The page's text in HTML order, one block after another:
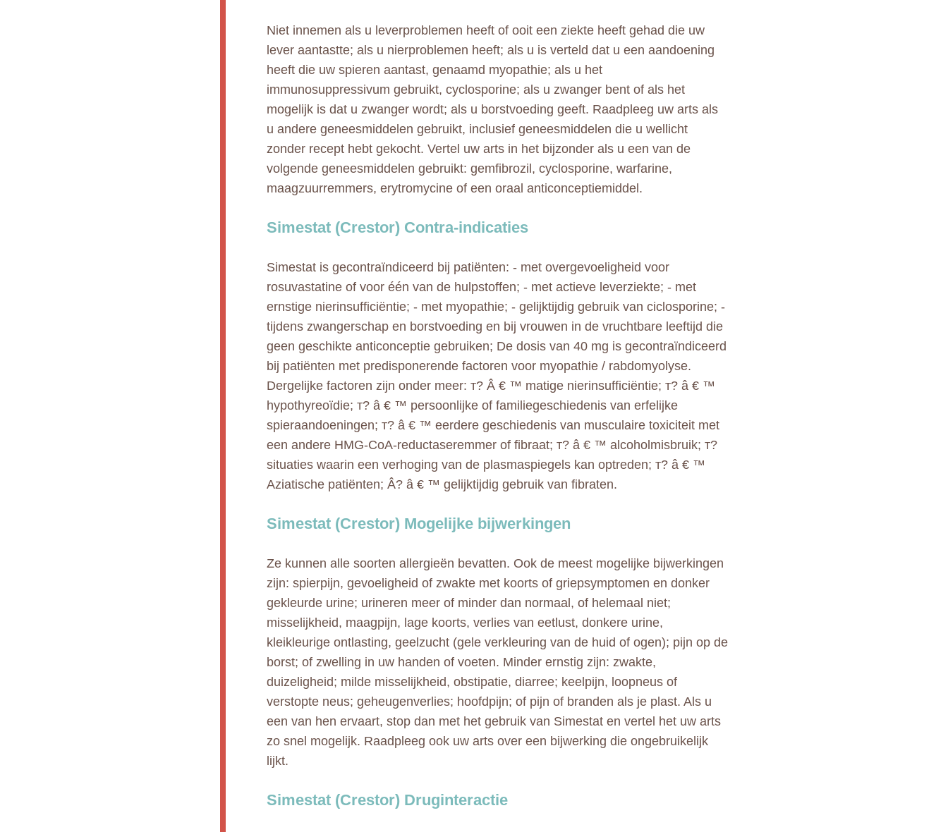
Niet innemen als u leverproblemen heeft of ooit een ziekte heeft gehad die uw
lever aantastte; als u nierproblemen heeft; als u is verteld dat u een aandoening
heeft die uw spieren aantast, genaamd myopathie; als u het
immunosuppressivum gebruikt, cyclosporine; als u zwanger bent of als het
mogelijk is dat u zwanger wordt; als u borstvoeding geeft. Raadpleeg uw arts als
u andere geneesmiddelen gebruikt, inclusief geneesmiddelen die u wellicht
zonder recept hebt gekocht. Vertel uw arts in het bijzonder als u een van de
volgende geneesmiddelen gebruikt: gemfibrozil, cyclosporine, warfarine,
maagzuurremmers, erytromycine of een oraal anticonceptiemiddel.
Simestat (Crestor) Contra-indicaties
Simestat is gecontraïndiceerd bij patiënten: - met overgevoeligheid voor
rosuvastatine of voor één van de hulpstoffen; - met actieve leverziekte; - met
ernstige nierinsufficiëntie; - met myopathie; - gelijktijdig gebruik van ciclosporine; -
tijdens zwangerschap en borstvoeding en bij vrouwen in de vruchtbare leeftijd die
geen geschikte anticonceptie gebruiken; De dosis van 40 mg is gecontraïndiceerd
bij patiënten met predisponerende factoren voor myopathie / rabdomyolyse.
Dergelijke factoren zijn onder meer: т? Â € ™ matige nierinsufficiëntie; т? â € ™
hypothyreoïdie; т? â € ™ persoonlijke of familiegeschiedenis van erfelijke
spieraandoeningen; т? â € ™ eerdere geschiedenis van musculaire toxiciteit met
een andere HMG-CoA-reductaseremmer of fibraat; т? â € ™ alcoholmisbruik; т?
situaties waarin een verhoging van de plasmaspiegels kan optreden; т? â € ™
Aziatische patiënten; Â? â € ™ gelijktijdig gebruik van fibraten.
Simestat (Crestor) Mogelijke bijwerkingen
Ze kunnen alle soorten allergieën bevatten. Ook de meest mogelijke bijwerkingen
zijn: spierpijn, gevoeligheid of zwakte met koorts of griepsymptomen en donker
gekleurde urine; urineren meer of minder dan normaal, of helemaal niet;
misselijkheid, maagpijn, lage koorts, verlies van eetlust, donkere urine,
kleikleurige ontlasting, geelzucht (gele verkleuring van de huid of ogen); pijn op de
borst; of zwelling in uw handen of voeten. Minder ernstig zijn: zwakte,
duizeligheid; milde misselijkheid, obstipatie, diarree; keelpijn, loopneus of
verstopte neus; geheugenverlies; hoofdpijn; of pijn of branden als je plast. Als u
een van hen ervaart, stop dan met het gebruik van Simestat en vertel het uw arts
zo snel mogelijk. Raadpleeg ook uw arts over een bijwerking die ongebruikelijk
lijkt.
Simestat (Crestor) Druginteractie